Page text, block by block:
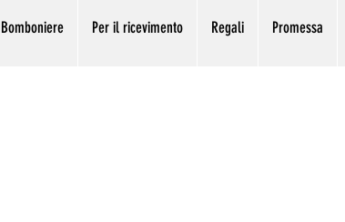
Bomboniere Per il ricevimento Regali Promessa